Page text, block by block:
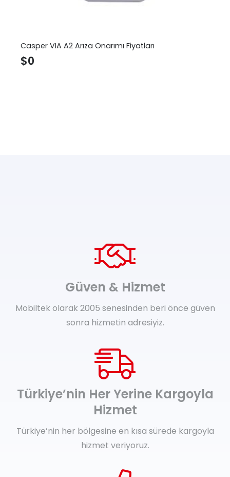
Casper VIA A2 Arıza Onarımı Fiyatları
$0
Güven & Hizmet
Mobiltek olarak 2005 senesinden beri önce güven
sonra hizmetin adresiyiz.
Türkiye’nin Her Yerine Kargoyla
Hizmet
Türkiye’nin her bölgesine en kısa sürede kargoyla
hizmet veriyoruz.